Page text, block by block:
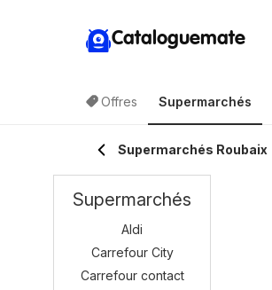
Cataloguemate
Offres Supermarchés
Supermarchés Roubaix
Supermarchés
Aldi
Carrefour City
Carrefour contact